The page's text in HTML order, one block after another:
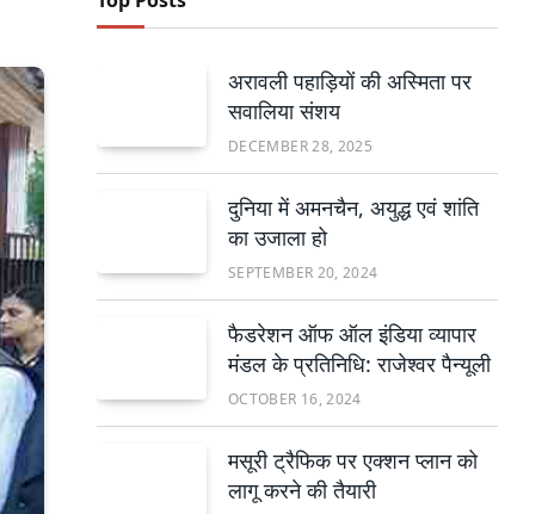
अरावली पहाड़ियों की अस्मिता पर
सवालिया संशय
DECEMBER 28, 2025
दुनिया में अमनचैन, अयुद्ध एवं शांति
का उजाला हो
SEPTEMBER 20, 2024
फैडरेशन ऑफ ऑल इंडिया व्यापार
मंडल के प्रतिनिधि: राजेश्वर पैन्यूली
OCTOBER 16, 2024
मसूरी ट्रैफिक पर एक्शन प्लान को
लागू करने की तैयारी